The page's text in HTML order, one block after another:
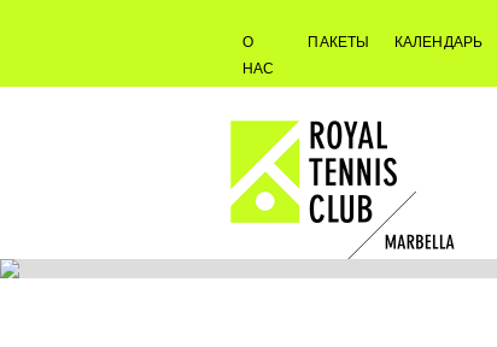
О
НАС
ПАКЕТЫ КАЛЕНДАРЬ